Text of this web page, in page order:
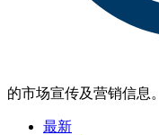
的市场宣传及营销信息。
最新